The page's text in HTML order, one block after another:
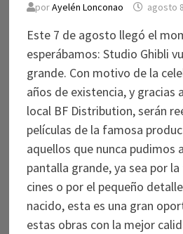
porAyelén Lonconao agosto
Este 7 de agosto llegó el
esperábamos: Studio Ghibli
grande. Con motivo de la
años de existencia, y gracias
local BF Distribution, serán
películas de la famosa
aquellos que nunca pudimos
pantalla grande, ya sea por
cines o por el pequeño
nacido, esta es una gran
estas obras con la mejor